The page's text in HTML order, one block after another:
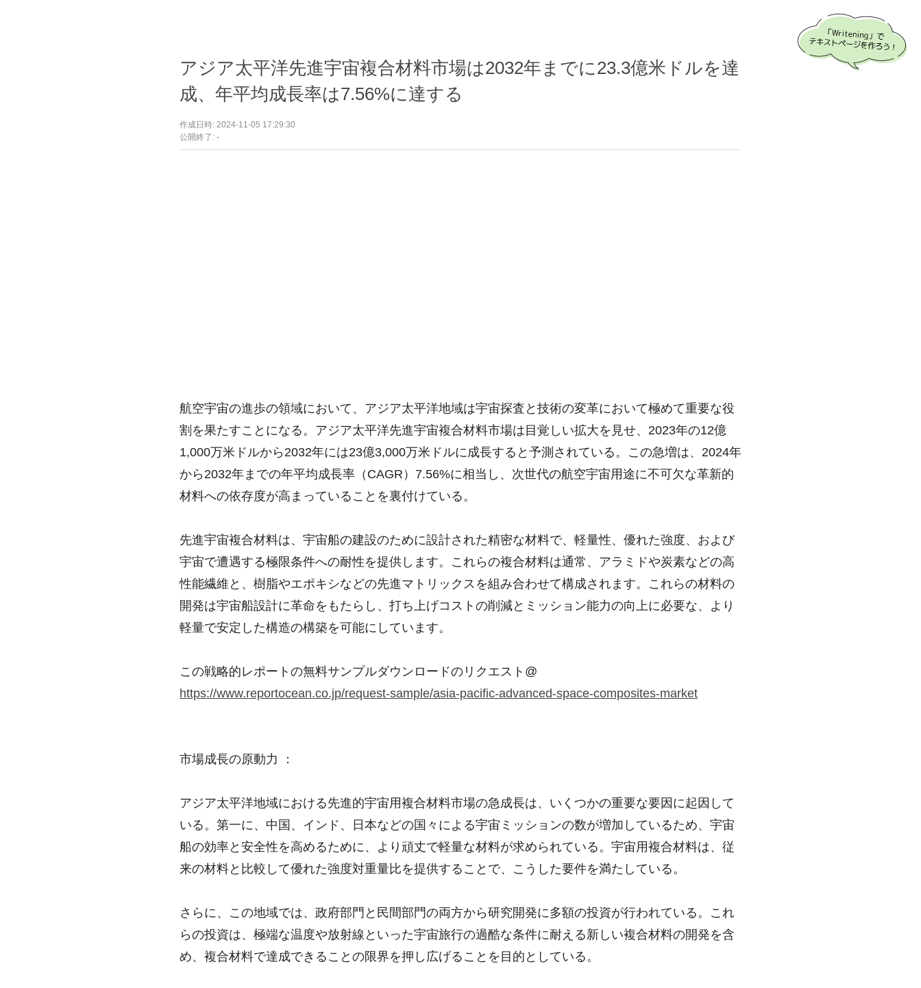
アジア太平洋先進宇宙複合材料市場は2032年までに23.3億米ドルを達
成、年平均成長率は7.56%に達する
作成日時: 2024-11-05 17:29:30
公開終了: -
航空宇宙の進歩の領域において、アジア太平洋地域は宇宙探査と技術の変革において極めて重要な役
割を果たすことになる。アジア太平洋先進宇宙複合材料市場は目覚しい拡大を見せ、2023年の12億
1,000万米ドルから2032年には23億3,000万米ドルに成長すると予測されている。この急増は、2024年
から2032年までの年平均成長率（CAGR）7.56%に相当し、次世代の航空宇宙用途に不可欠な革新的
材料への依存度が高まっていることを裏付けている。
先進宇宙複合材料は、宇宙船の建設のために設計された精密な材料で、軽量性、優れた強度、および
宇宙で遭遇する極限条件への耐性を提供します。これらの複合材料は通常、アラミドや炭素などの高
性能繊維と、樹脂やエポキシなどの先進マトリックスを組み合わせて構成されます。これらの材料の
開発は宇宙船設計に革命をもたらし、打ち上げコストの削減とミッション能力の向上に必要な、より
軽量で安定した構造の構築を可能にしています。
この戦略的レポートの無料サンプルダウンロードのリクエスト@
https://www.reportocean.co.jp/request-sample/asia-pacific-advanced-space-composites-market
市場成長の原動力 ：
アジア太平洋地域における先進的宇宙用複合材料市場の急成長は、いくつかの重要な要因に起因して
いる。第一に、中国、インド、日本などの国々による宇宙ミッションの数が増加しているため、宇宙
船の効率と安全性を高めるために、より頑丈で軽量な材料が求められている。宇宙用複合材料は、従
来の材料と比較して優れた強度対重量比を提供することで、こうした要件を満たしている。
さらに、この地域では、政府部門と民間部門の両方から研究開発に多額の投資が行われている。これ
らの投資は、極端な温度や放射線といった宇宙旅行の過酷な条件に耐える新しい複合材料の開発を含
め、複合材料で達成できることの限界を押し広げることを目的としている。